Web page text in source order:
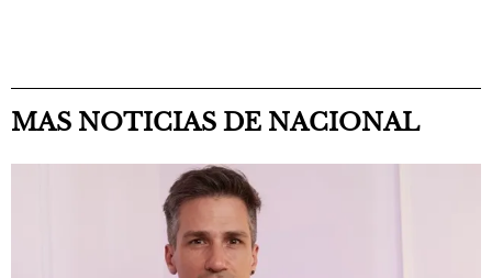
MAS NOTICIAS DE NACIONAL